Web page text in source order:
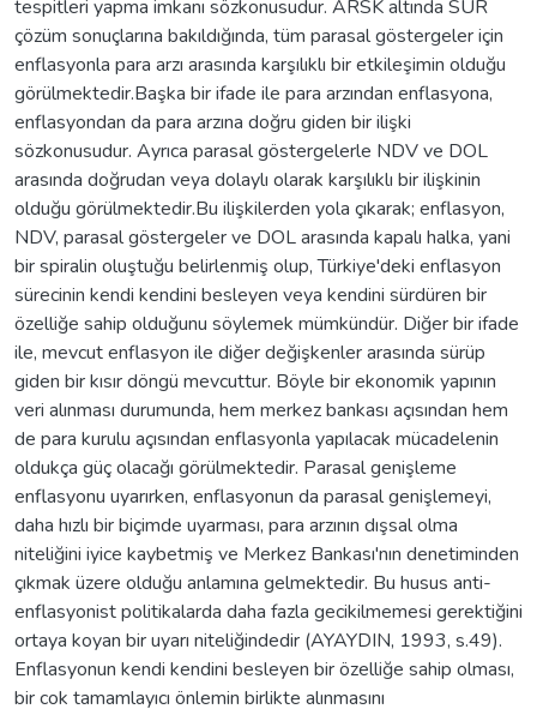
tespitleri yapma imkanı sözkonusudur. ARSK altında SUR
çözüm sonuçlarına bakıldığında, tüm parasal göstergeler için
enflasyonla para arzı arasında karşılıklı bir etkileşimin olduğu
görülmektedir.Başka bir ifade ile para arzından enflasyona,
enflasyondan da para arzına doğru giden bir ilişki
sözkonusudur. Ayrıca parasal göstergelerle NDV ve DOL
arasında doğrudan veya dolaylı olarak karşılıklı bir ilişkinin
olduğu görülmektedir.Bu ilişkilerden yola çıkarak; enflasyon,
NDV, parasal göstergeler ve DOL arasında kapalı halka, yani
bir spiralin oluştuğu belirlenmiş olup, Türkiye'deki enflasyon
sürecinin kendi kendini besleyen veya kendini sürdüren bir
özelliğe sahip olduğunu söylemek mümkündür. Diğer bir ifade
ile, mevcut enflasyon ile diğer değişkenler arasında sürüp
giden bir kısır döngü mevcuttur. Böyle bir ekonomik yapının
veri alınması durumunda, hem merkez bankası açısından hem
de para kurulu açısından enflasyonla yapılacak mücadelenin
oldukça güç olacağı görülmektedir. Parasal genişleme
enflasyonu uyarırken, enflasyonun da parasal genişlemeyi,
daha hızlı bir biçimde uyarması, para arzının dışsal olma
niteliğini iyice kaybetmiş ve Merkez Bankası'nın denetiminden
çıkmak üzere olduğu anlamına gelmektedir. Bu husus anti-
enflasyonist politikalarda daha fazla gecikilmemesi gerektiğini
ortaya koyan bir uyarı niteliğindedir (AYAYDIN, 1993, s.49).
Enflasyonun kendi kendini besleyen bir özelliğe sahip olması,
bir cok tamamlayıcı önlemin birlikte alınmasını